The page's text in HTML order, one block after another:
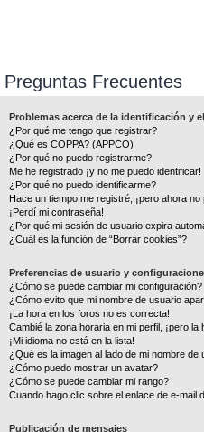
Preguntas Frecuentes
Problemas acerca de la identificación y
¿Por qué me tengo que registrar?
¿Qué es COPPA? (APPCO)
¿Por qué no puedo registrarme?
Me he registrado ¡y no me puedo identificar!
¿Por qué no puedo identificarme?
Hace un tiempo me registré, ¡pero ahora
¡Perdí mi contraseña!
¿Por qué mi sesión de usuario expira
¿Cuál es la función de “Borrar cookies”?
Preferencias de usuario y
¿Cómo se puede cambiar mi configuración?
¿Cómo evito que mi nombre de usuario
¡La hora en los foros no es correcta!
Cambié la zona horaria en mi perfil, ¡pero
¡Mi idioma no está en la lista!
¿Qué es la imagen al lado de mi nombre de
¿Cómo puedo mostrar un avatar?
¿Cómo se puede cambiar mi rango?
Cuando hago clic sobre el enlace de e-mail
Publicación de mensajes